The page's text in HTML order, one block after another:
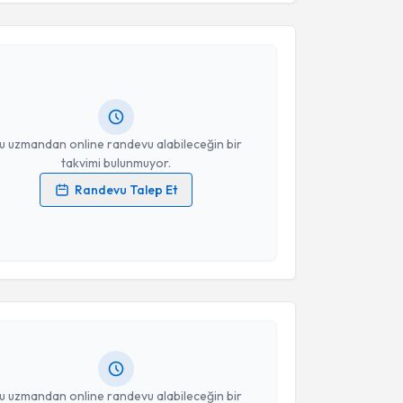
uzmandan online randevu alabileceğin bir
takvimi bulunmuyor.
Randevu Talep Et
Erdoğan
verilerimin işlenmesine ilişkinAydınlatma Metni
Takvim Talebini Gönder
uzmandan online randevu alabileceğin bir
Merter Martiçin randevu takvimi talebi
bu uzmandan randevu almanız için bir takvim